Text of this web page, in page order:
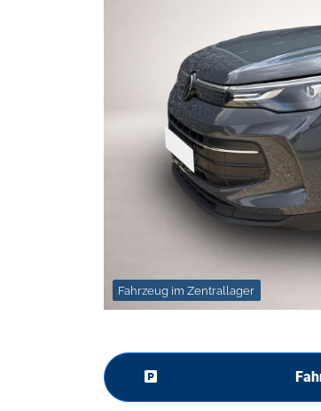
Fahrzeug im Zentrallager